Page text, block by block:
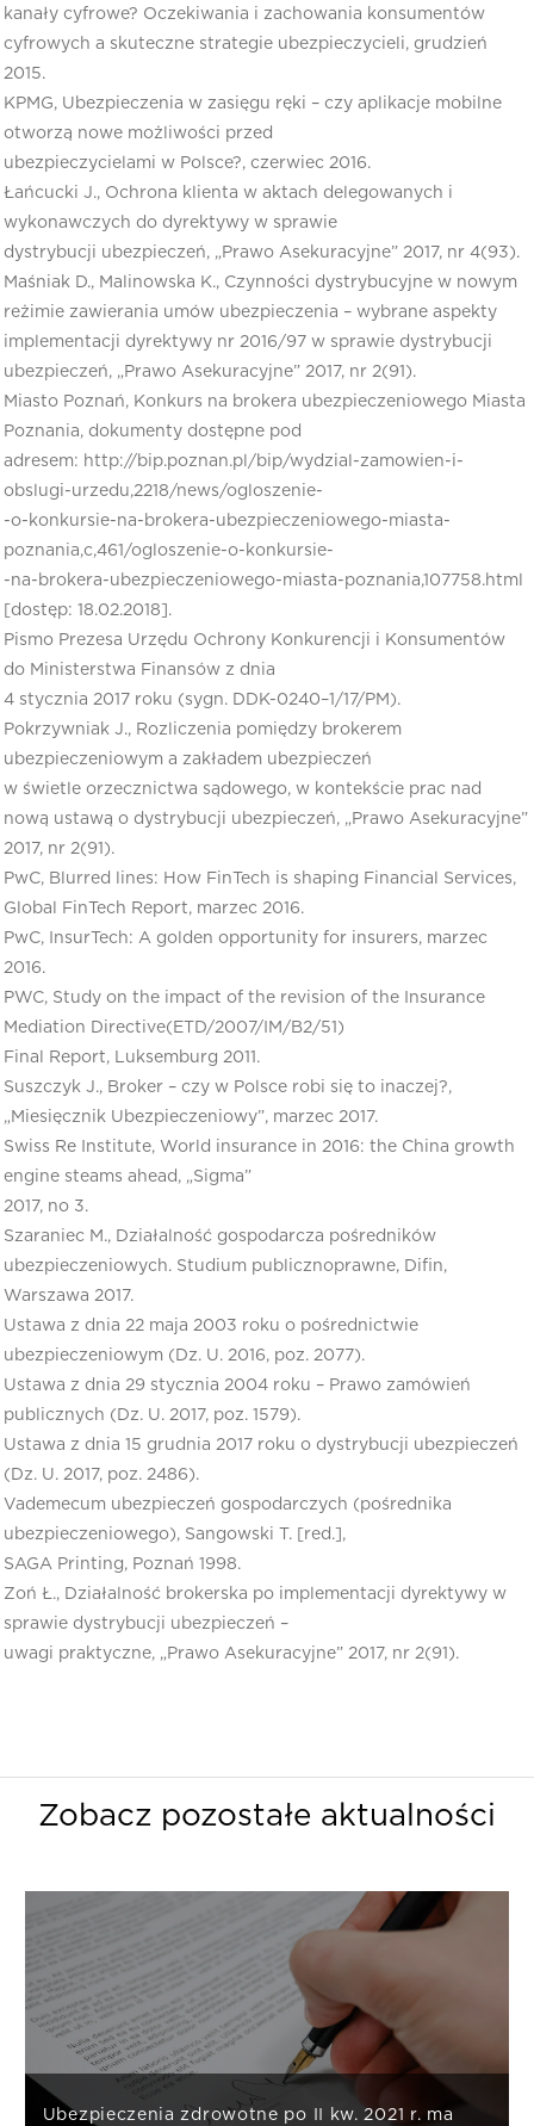
kanały cyfrowe? Oczekiwania i zachowania konsumentów
cyfrowych a skuteczne strategie ubezpieczycieli, grudzień
2015.
KPMG, Ubezpieczenia w zasięgu ręki – czy aplikacje mobilne
otworzą nowe możliwości przed
ubezpieczycielami w Polsce?, czerwiec 2016.
Łańcucki J., Ochrona klienta w aktach delegowanych i
wykonawczych do dyrektywy w sprawie
dystrybucji ubezpieczeń, „Prawo Asekuracyjne” 2017, nr 4(93).
Maśniak D., Malinowska K., Czynności dystrybucyjne w nowym
reżimie zawierania umów ubezpieczenia – wybrane aspekty
implementacji dyrektywy nr 2016/97 w sprawie dystrybucji
ubezpieczeń, „Prawo Asekuracyjne” 2017, nr 2(91).
Miasto Poznań, Konkurs na brokera ubezpieczeniowego Miasta
Poznania, dokumenty dostępne pod
adresem: http://bip.poznan.pl/bip/wydzial-zamowien-i-
obslugi-urzedu,2218/news/ogloszenie-
-o-konkursie-na-brokera-ubezpieczeniowego-miasta-
poznania,c,461/ogloszenie-o-konkursie-
-na-brokera-ubezpieczeniowego-miasta-poznania,107758.html
[dostęp: 18.02.2018].
Pismo Prezesa Urzędu Ochrony Konkurencji i Konsumentów
do Ministerstwa Finansów z dnia
4 stycznia 2017 roku (sygn. DDK-0240–1/17/PM).
Pokrzywniak J., Rozliczenia pomiędzy brokerem
ubezpieczeniowym a zakładem ubezpieczeń
w świetle orzecznictwa sądowego, w kontekście prac nad
nową ustawą o dystrybucji ubezpieczeń, „Prawo Asekuracyjne”
2017, nr 2(91).
PwC, Blurred lines: How FinTech is shaping Financial Services,
Global FinTech Report, marzec 2016.
PwC, InsurTech: A golden opportunity for insurers, marzec
2016.
PWC, Study on the impact of the revision of the Insurance
Mediation Directive(ETD/2007/IM/B2/51)
Final Report, Luksemburg 2011.
Suszczyk J., Broker – czy w Polsce robi się to inaczej?,
„Miesięcznik Ubezpieczeniowy”, marzec 2017.
Swiss Re Institute, World insurance in 2016: the China growth
engine steams ahead, „Sigma”
2017, no 3.
Szaraniec M., Działalność gospodarcza pośredników
ubezpieczeniowych. Studium publicznoprawne, Difin,
Warszawa 2017.
Ustawa z dnia 22 maja 2003 roku o pośrednictwie
ubezpieczeniowym (Dz. U. 2016, poz. 2077).
Ustawa z dnia 29 stycznia 2004 roku – Prawo zamówień
publicznych (Dz. U. 2017, poz. 1579).
Ustawa z dnia 15 grudnia 2017 roku o dystrybucji ubezpieczeń
(Dz. U. 2017, poz. 2486).
Vademecum ubezpieczeń gospodarczych (pośrednika
ubezpieczeniowego), Sangowski T. [red.],
SAGA Printing, Poznań 1998.
Zoń Ł., Działalność brokerska po implementacji dyrektywy w
sprawie dystrybucji ubezpieczeń –
uwagi praktyczne, „Prawo Asekuracyjne” 2017, nr 2(91).
Zobacz pozostałe aktualności
Ubezpieczenia zdrowotne po II kw. 2021 r. ma